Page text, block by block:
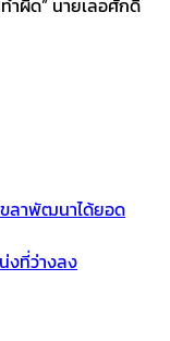
ขลาพัฒนาได้ยอด
งที่ว่างลง